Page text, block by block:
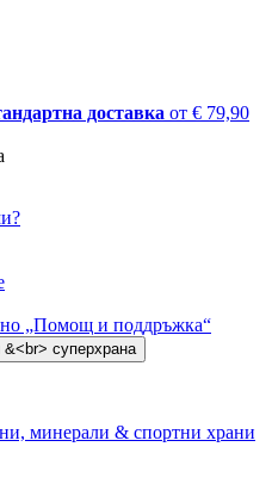
доставка от € 79,90
„Помощ и поддръжка“
минерали & спортни храни